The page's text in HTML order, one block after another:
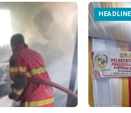
HEADLINE